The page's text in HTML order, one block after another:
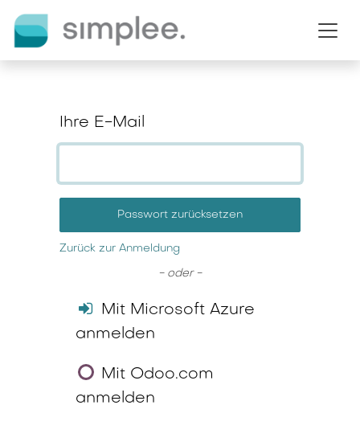
Ihre E-Mail
Passwort zurücksetzen
Zurück zur Anmeldung
- oder -
Mit Microsoft Azure
anmelden
Mit Odoo.com
anmelden